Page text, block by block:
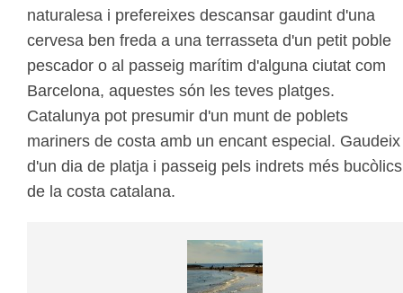
naturalesa i prefereixes descansar gaudint d'una
cervesa ben freda a una terrasseta d'un petit poble
pescador o al passeig marítim d'alguna ciutat com
Barcelona, aquestes són les teves platges.
Catalunya pot presumir d'un munt de poblets
mariners de costa amb un encant especial. Gaudeix
d'un dia de platja i passeig pels indrets més bucòlics
de la costa catalana.